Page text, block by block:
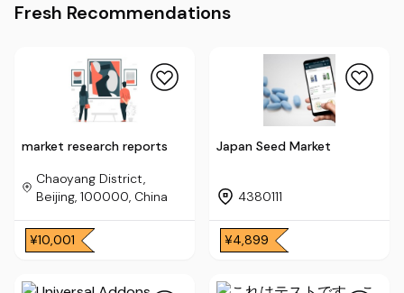
Fresh Recommendations
market research reports
Chaoyang District,
Beijing, 100000, China
¥10,001
Japan Seed Market
4380111
¥4,899